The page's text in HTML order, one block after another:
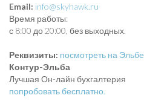
Email: info@skyhawk.ru
Время работы:
с 8:00 до 20:00, без выходных.
Реквизиты: посмотреть на Эльбе
Контур-Эльба
Лучшая Он-лайн бухгалтерия
попробовать бесплатно.